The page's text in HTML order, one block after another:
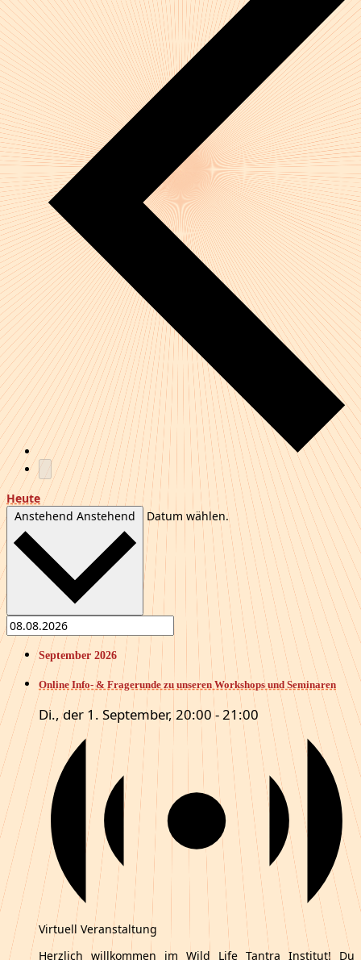
Heute
Anstehend Anstehend Datum wählen.
September 2026
Online Info- & Fragerunde zu unseren Workshops und Seminaren
Di., der 1. September, 20:00-21:00
Virtuell Veranstaltung
Herzlich willkommen im Wild Life Tantra Institut! Du